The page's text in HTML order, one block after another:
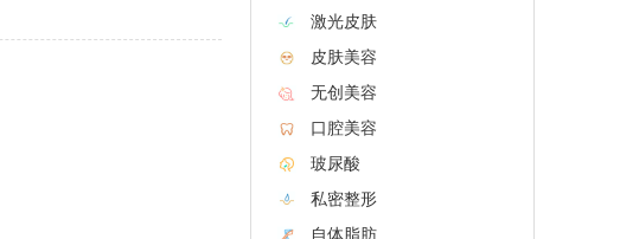
激光皮肤
皮肤美容
无创美容
口腔美容
玻尿酸
私密整形
自体脂肪